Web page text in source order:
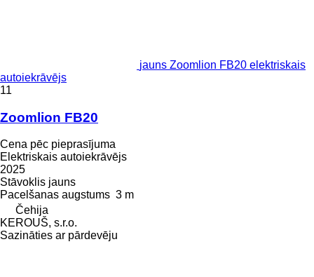
jauns Zoomlion FB20 elektriskais
autoiekrāvējs
11
Zoomlion FB20
Cena pēc pieprasījuma
Elektriskais autoiekrāvējs
2025
Stāvoklis jauns
Pacelšanas augstums 3 m
Čehija
KEROUŠ, s.r.o.
Sazināties ar pārdevēju